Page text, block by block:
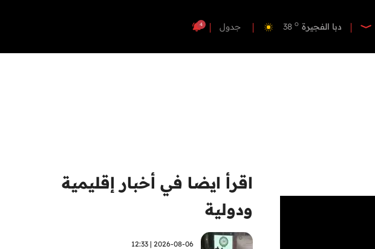
دبا الفجيرة 38 o جدول 4
اقرأ ايضا في أخبار إقليمية
ودولية
2026-08-06 | 12:33